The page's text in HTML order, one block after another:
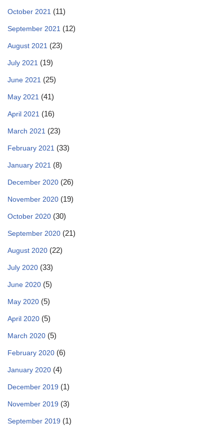
October 2021 (11)
September 2021 (12)
August 2021 (23)
July 2021 (19)
June 2021 (25)
May 2021 (41)
April 2021 (16)
March 2021 (23)
February 2021 (33)
January 2021 (8)
December 2020 (26)
November 2020 (19)
October 2020 (30)
September 2020 (21)
August 2020 (22)
July 2020 (33)
June 2020 (5)
May 2020 (5)
April 2020 (5)
March 2020 (5)
February 2020 (6)
January 2020 (4)
December 2019 (1)
November 2019 (3)
September 2019 (1)